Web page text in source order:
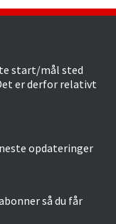
start/mål sted
er derfor relativt
opdateringer
så du får